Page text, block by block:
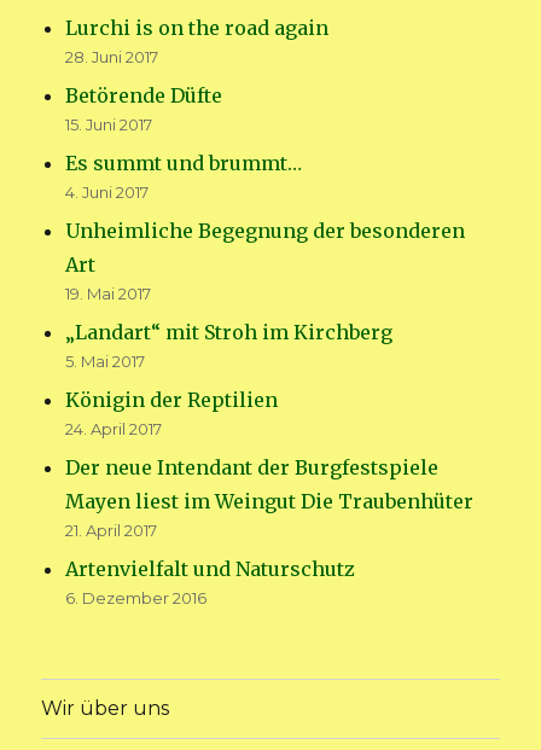
Lurchi is on the road again
28. Juni 2017
Betörende Düfte
15. Juni 2017
Es summt und brummt…
4. Juni 2017
Unheimliche Begegnung der besonderen
Art
19. Mai 2017
„Landart“ mit Stroh im Kirchberg
5. Mai 2017
Königin der Reptilien
24. April 2017
Der neue Intendant der Burgfestspiele
Mayen liest im Weingut Die Traubenhüter
21. April 2017
Artenvielfalt und Naturschutz
6. Dezember 2016
Wir über uns